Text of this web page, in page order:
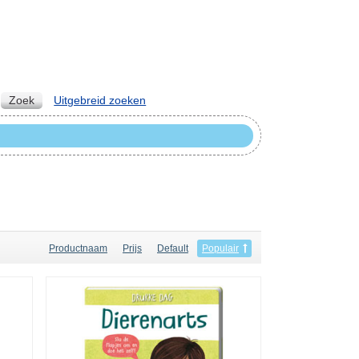
Productnaam Prijs Default Populair
Zoek Uitgebreid zoeken